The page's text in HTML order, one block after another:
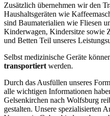
Zusätzlich übernehmen wir den
Haushaltsgeräten wie
sind Baumaterialien wie Fliesen
Kinderwagen, Kindersitze sowie
und Betten Teil unseres
Selbst medizinische Geräte
transportiert werden.
Durch das Ausfüllen unseres
alle wichtigen Informationen
Gelsenkirchen nach Wolfsburg
gestalten. Unsere spezialisierten